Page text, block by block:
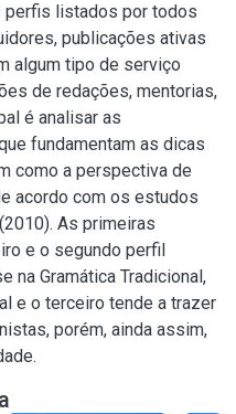
perfis listados por todos
publicações ativas
algum tipo de serviço
de redações, mentorias,
é analisar as
fundamentam as dicas
como a perspectiva de
acordo com os estudos
As primeiras
e o segundo perfil
na Gramática Tradicional,
e o terceiro tende a trazer
porém, ainda assim,